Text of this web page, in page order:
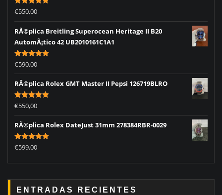
Rated5.00
out of 5
€550,00
RÃ©plica Breitling Superocean Heritage II B20
AutomÃ¡tico 42 UB2010161C1A1
Rated5.00
out of 5
€590,00
RÃ©plica Rolex GMT Master II Pepsi 126719BLRO
Rated5.00
out of 5
€550,00
RÃ©plica Rolex DateJust 31mm 278384RBR-0029
Rated5.00
out of 5
€599,00
ENTRADAS RECIENTES